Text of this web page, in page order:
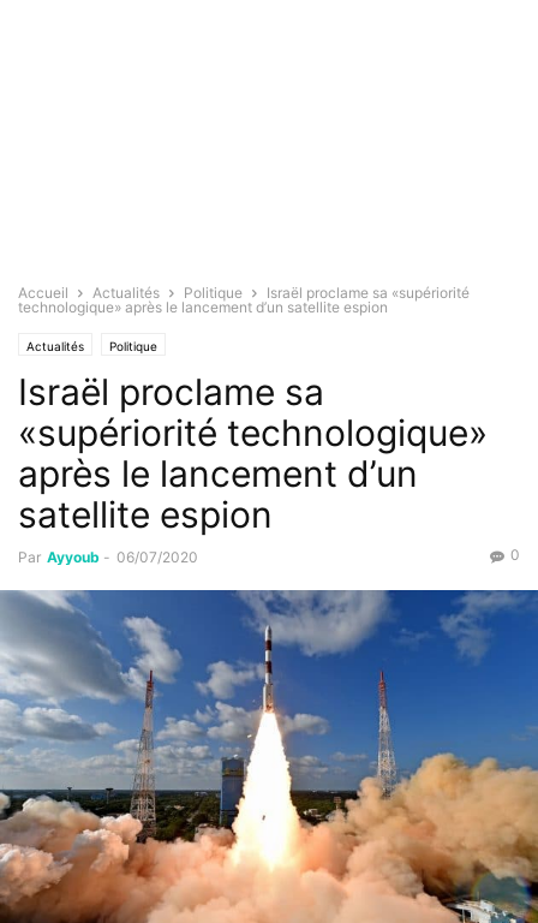
Accueil Actualités Politique
Israël proclame sa «supériorité
technologique» après le lancement d’un satellite espion
Actualités Politique
Israël proclame sa
«supériorité technologique»
après le lancement d’un
satellite espion
Par Ayyoub - 06/07/2020 0